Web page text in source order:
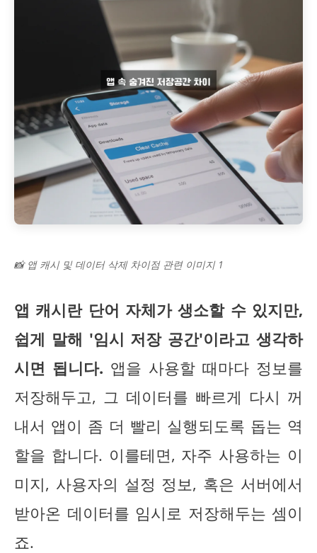
📸 앱 캐시 및 데이터 삭제 차이점 관련 이미지 1
앱 캐시란 단어 자체가 생소할 수 있지만,
쉽게 말해 '임시 저장 공간'이라고 생각하
시면 됩니다. 앱을 사용할 때마다 정보를
저장해두고, 그 데이터를 빠르게 다시 꺼
내서 앱이 좀 더 빨리 실행되도록 돕는 역
할을 합니다. 이를테면, 자주 사용하는 이
미지, 사용자의 설정 정보, 혹은 서버에서
받아온 데이터를 임시로 저장해두는 셈이
죠.